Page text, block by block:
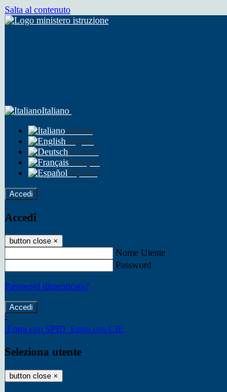
Salta al contenuto
Italiano
Italiano
English
Deutsch
Français
Español
Accedi
Accedi
button close ×
Nome Utente
Password
Password dimenticata?
-
Entra con SPID Entra con CIE
Seleziona utente
button close ×